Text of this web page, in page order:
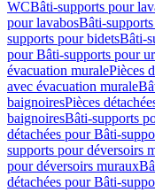
WCBâti-supports pour
pour lavabosBâti-
supports pour bidetsBâti-
pour Bâti-supports pour
évacuation muralePièces
avec évacuation murale
baignoiresPièces
baignoiresBâti-supports
détachées pour Bâti-
supports pour déversoirs
pour déversoirs muraux
détachées pour Bâti-